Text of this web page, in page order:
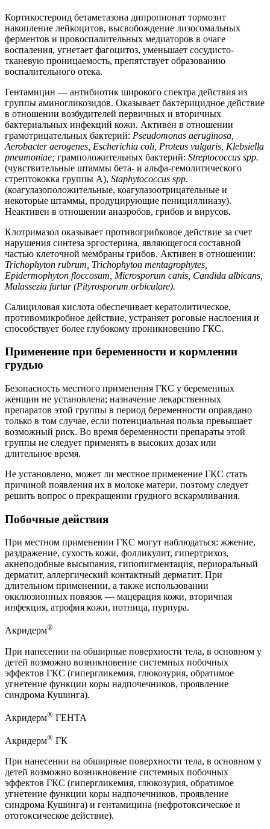
Кортикостероид бетаметазона дипропионат тормозит
накопление лейкоцитов, высвобождение лизосомальных
ферментов и провоспалительных медиаторов в очаге
воспаления, угнетает фагоцитоз, уменьшает сосудисто-
тканевую проницаемость, препятствует образованию
воспалительного отека.
Гентамицин — антибиотик широкого спектра действия из
группы аминогликозидов. Оказывает бактерицидное действие
в отношении возбудителей первичных и вторичных
бактериальных инфекций кожи. Активен в отношении
грамотрицательных бактерий: Pseudomonas aeruginosa,
Aerobacter aerogenes, Escherichia coli, Proteus vulgaris, Klebsiella
pneumoniae; грамположительных бактерий: Streptococcus spp.
(чувствительные штаммы бета- и альфа-гемолитического
стрептококка группы A), Staphytococcus spp.
(коагулазоположительные, коагулазоотрицательные и
некоторые штаммы, продуцирующие пенициллиназу).
Неактивен в отношении анаэробов, грибов и вирусов.
Клотримазол оказывает противогрибковое действие за счет
нарушения синтеза эргостерина, являющегося составной
частью клеточной мембраны грибов. Активен в отношении:
Trichophyton rubrum, Trichophyton mentagrophytes,
Epidermophyton floccosum, Microsporum canis, Candida albicans,
Malassezia furtur (Pityrosporum orbiculare).
Салициловая кислота обеспечивает кератолитическое,
противомикробное действие, устраняет роговые наслоения и
способствует более глубокому проникновению ГКС.
Применение при беременности и кормлении
грудью
Безопасность местного применения ГКС у беременных
женщин не установлена; назначение лекарственных
препаратов этой группы в период беременности оправдано
только в том случае, если потенциальная польза превышает
возможный риск. Во время беременности препараты этой
группы не следует применять в высоких дозах или
длительное время.
Не установлено, может ли местное применение ГКС стать
причиной появления их в молоке матери, поэтому следует
решить вопрос о прекращении грудного вскармливания.
Побочные действия
При местном применении ГКС могут наблюдаться: жжение,
раздражение, сухость кожи, фолликулит, гипертрихоз,
акнеподобные высыпания, гипопигментация, периоральный
дерматит, аллергический контактный дерматит. При
длительном применении, а также использовании
окклюзионных повязок — мацерация кожи, вторичная
инфекция, атрофия кожи, потница, пурпура.
Акридерм®
При нанесении на обширные поверхности тела, в основном у
детей возможно возникновение системных побочных
эффектов ГКС (гипергликемия, глюкозурия, обратимое
угнетение функции коры надпочечников, проявление
синдрома Кушинга).
Акридерм® ГЕНТА
Акридерм® ГК
При нанесении на обширные поверхности тела, в основном у
детей возможно возникновение системных побочных
эффектов ГКС (гипергликемия, глюкозурия, обратимое
угнетение функции коры надпочечников, проявление
синдрома Кушинга) и гентамицина (нефротоксическое и
ототоксическое действие).